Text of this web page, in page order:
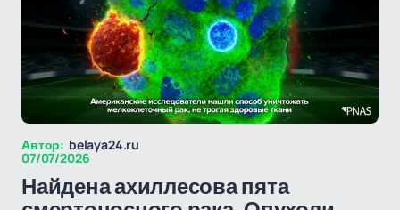
Автор: belaya24.ru
07/07/2026
Найдена ахиллесова пята